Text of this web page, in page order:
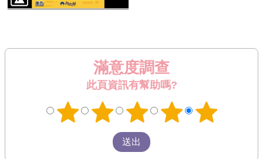
滿意度調查
此頁資訊有幫助嗎?